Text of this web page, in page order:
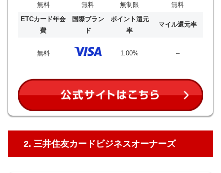
無料 無料 無制限
無料
ETCカード年会
費
国際ブラン
ド
ポイント還元
率
マイル還元率
無料 1.00% –
2. 三井住友カードビジネスオーナーズ